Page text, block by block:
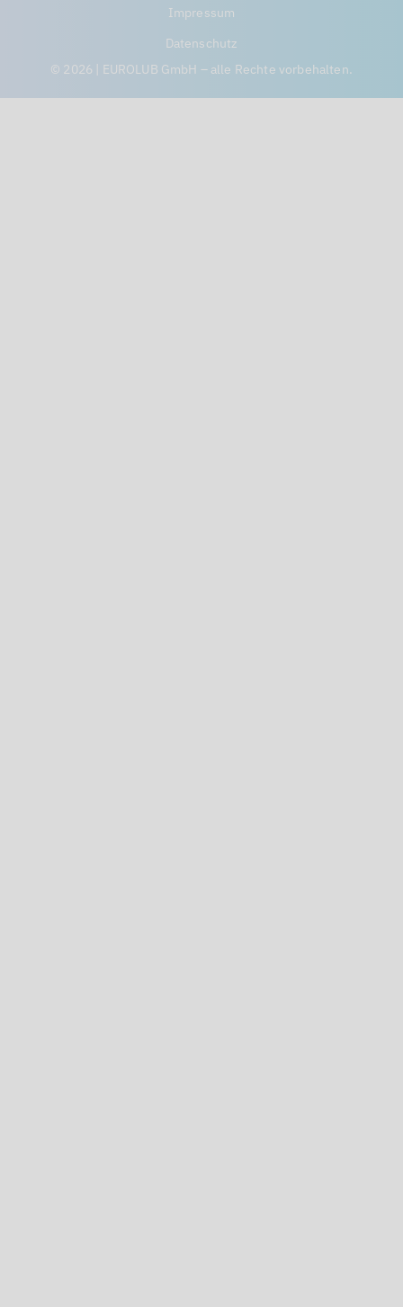
Impressum
Datenschutz
© 2026 | EUROLUB GmbH – alle Rechte vorbehalten.